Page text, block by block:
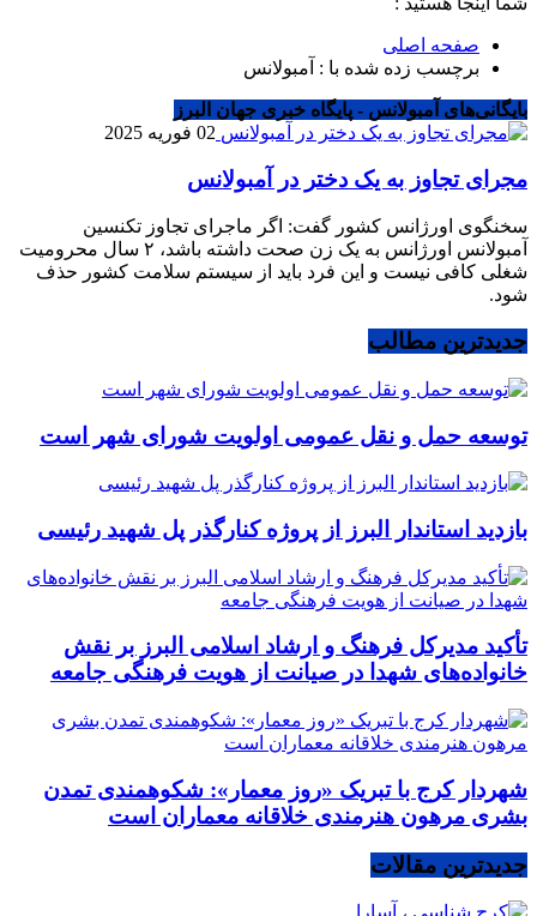
صفحه اصلی
برچسب زده شده با : آمبولانس
بایگانی‌های آمبولانس - پایگاه خبری جهان البرز
02 فوریه 2025
مجرای تجاوز به یک دختر در آمبولانس
سخنگوی اورژانس کشور گفت: اگر ماجرای تجاوز تکنسین
آمبولانس اورژانس به یک زن صحت داشته باشد، ۲ سال محرومیت
شغلی کافی نیست و این فرد باید از سیستم سلامت کشور حذف
شود.
جدیدترین مطالب
توسعه حمل و نقل عمومی اولویت شورای شهر است
بازدید استاندار البرز از پروژه کنارگذر پل شهید رئیسی
تأکید مدیرکل فرهنگ و ارشاد اسلامی البرز بر نقش
خانواده‌های شهدا در صیانت از هویت فرهنگی جامعه
شهردار کرج با تبریک «روز معمار»: شکوهمندی تمدن
بشری مرهون هنرمندی خلاقانه معماران است
جدیدترین مقالات